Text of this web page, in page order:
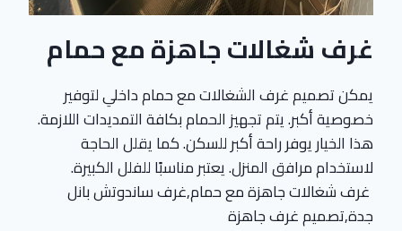
غرف شغالات جاهزة مع حمام
يمكن تصميم غرف الشغالات مع حمام داخلي لتوفير
خصوصية أكبر. يتم تجهيز الحمام بكافة التمديدات اللازمة.
هذا الخيار يوفر راحة أكبر للسكن. كما يقلل الحاجة
لاستخدام مرافق المنزل. يعتبر مناسبًا للفلل الكبيرة.
غرف شغالات جاهزة مع حمام,غرف ساندوتش بانل
جدة,تصميم غرف جاهزة